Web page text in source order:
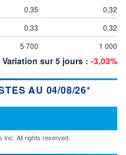
0,35
0,32
0,33
0,32
5 700 1 000
Variation sur 5 jours : -3,03%
AU 04/08/26*
Inc. All rights reserved.